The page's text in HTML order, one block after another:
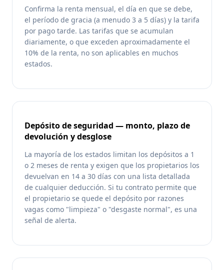
Confirma la renta mensual, el día en que se debe,
el período de gracia (a menudo 3 a 5 días) y la tarifa
por pago tarde. Las tarifas que se acumulan
diariamente, o que exceden aproximadamente el
10% de la renta, no son aplicables en muchos
estados.
Depósito de seguridad — monto, plazo de
devolución y desglose
La mayoría de los estados limitan los depósitos a 1
o 2 meses de renta y exigen que los propietarios los
devuelvan en 14 a 30 días con una lista detallada
de cualquier deducción. Si tu contrato permite que
el propietario se quede el depósito por razones
vagas como "limpieza" o "desgaste normal", es una
señal de alerta.